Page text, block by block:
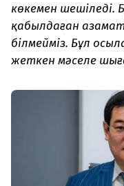
көкемен шешіледі.
қабылдаған
білмейміз. Бұл
жеткен мәселе